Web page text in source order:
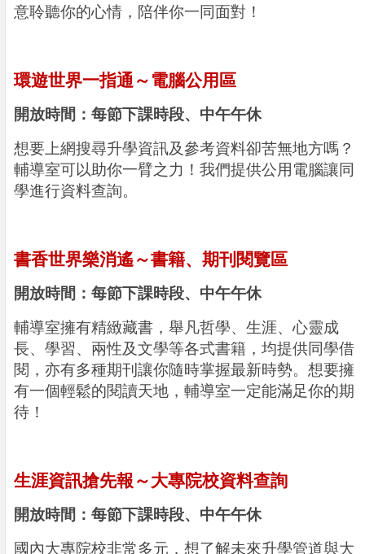
意聆聽你的心情，陪伴你一同面對！
環遊世界一指通～電腦公用區
開放時間：每節下課時段、中午午休
想要上網搜尋升學資訊及參考資料卻苦無地方嗎？
輔導室可以助你一臂之力！我們提供公用電腦讓同
學進行資料查詢。
書香世界樂消遙～書籍、期刊閱覽區
開放時間：每節下課時段、中午午休
輔導室擁有精緻藏書，舉凡哲學、生涯、心靈成
長、學習、兩性及文學等各式書籍，均提供同學借
閱，亦有多種期刊讓你隨時掌握最新時勢。想要擁
有一個輕鬆的閱讀天地，輔導室一定能滿足你的期
待！
生涯資訊搶先報～大專院校資料查詢
開放時間：每節下課時段、中午午休
國內大專院校非常多元，想了解未來升學管道與大